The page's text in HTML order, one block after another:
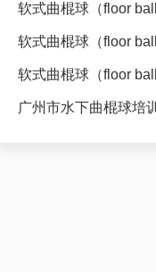
软式曲棍球（floor
软式曲棍球（floor
软式曲棍球（floor
广州市水下曲棍球培